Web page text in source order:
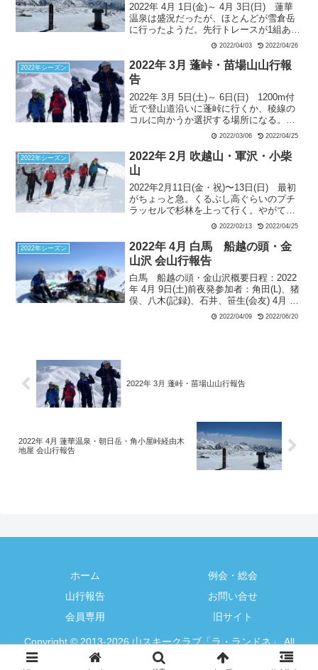
2022年 4月 1日(金)～ 4月 3日(日) 蓮華
温泉は盛況だったが、ほとんどが雪倉岳
に行ったようだ。先行トレースが1組あっ
て、てっきり私はそのパーティも朝日岳
にいくものだと思って、トレースを辿っ
てしまった。途中後続のメンバーから無
線が入り、「彼らはどうやら赤男山に向
かっているのでは」と言われ、その時に
GPSで確認をしてルートが間違っていた
ことに気付く。そしてすぐ右にルートを
修正して、本来のルートに戻り、吹上の
2022/04/03 2022/04/26
2022年シーズン
2022年 3月 蓬峠・苗場山山行報
告
2022年 3月 5日(土)～ 6日(日) 1200m付
近で登山道沿いに蓬峠に行くか、稜線の
コルに向かうか選択する場所になる。今
回は下山後の長い車移動があるので、よ
ルートを離れる。コルの直下には多少の
雪庇が発達していたが、ルート取りで雪
庇直下を回避できそうと判断する。そし
て、11時半頃に稜線のコルに到着。展望
は好天に恵まれて素晴らしい。
2022/03/06 2022/04/25
2022年シーズン
2022年 2月 吹越山・軍沢・小柴
山
2022年2月11日(金・祝)〜13日(日) 最初
がちょっと急。くるぶし高ぐらいのプチ
ラッセルで杉林を上って行く。やがて樹
林はブナに変わり、木々の間から青空も
900mぐらいからやや緩やかになり、プチ
雪庇を超え1035PKに到着。
2022/02/13 2022/04/25
2022年シーズン
2022年 4月 白馬 船越の頭・金
山沢 会山行報告
白馬 船越の頭・金山沢概要日程：2022
年 4月 9日(土)前夜発参加者：角田(L)、猪
俣、八木(記録)、石井、笹生(会友) 4月 9
日(土)天候：晴れ栂池高原スキー場 8:50
2022/04/09 2022/06/20
2022年 3月 蓬峠・苗場山山行報告
2022年 4月 蓮華温泉・朝日岳・角小屋峠経由木
地屋 会山行報告
ホーム
例会・総会
山行報告
お問い合せ
会員専用
旧サイト
Copyright © 2013-2026 山スキークラブ「ラ・ランドネ」 All
Rights Reserved.